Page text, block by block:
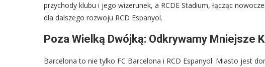
przychody klubu i jego wizerunek, a RCDE Stadium, łącząc
dla dalszego rozwoju RCD Espanyol.
Poza Wielką Dwójką: Odkrywamy Mniejsze
Barcelona to nie tylko FC Barcelona i RCD Espanyol. Miasto jest